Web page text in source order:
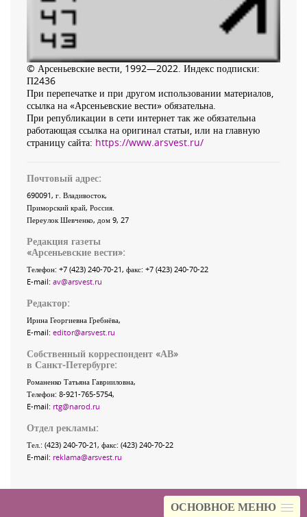
ОСНОВНОЕ МЕНЮ
© Арсеньевские вести, 1992—2022. Индекс подписки:
П2436
При перепечатке и при другом использовании материалов,
ссылка на «Арсеньевские вести» обязательна.
При републикации в сети интернет так же обязательна
работающая ссылка на оригинал статьи, или на главную
страницу сайта: https://www.arsvest.ru/
Почтовый адрес:
690091, г. Владивосток,
Приморский край, Россия
Переулок Шевченко, дом 9, 27
Редакция газеты
«Арсеньевские вести»:
Телефон: +7 (423) 240-70-21, факс: +7 (423) 240-70-22
E-mail: av@arsvest.ru
Редактор:
Ирина Георгиевна Гребнёва,
E-mail: editor@arsvest.ru
Собственный корреспондент «АВ»
в Санкт-Петербурге:
Романенко Татьяна Гаврииловна,
Телефон: 8-921-765-5754,
E-mail: rtg@narod.ru
Отдел рекламы:
Тел.: (423) 240-70-21, факс: (423) 240-70-22
E-mail: reklama@arsvest.ru